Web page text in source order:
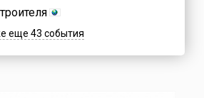
еще 43 события